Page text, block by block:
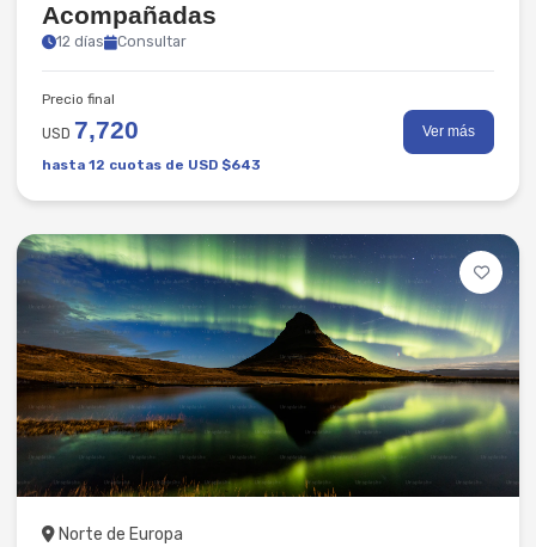
Acompañadas
12 días Consultar
Precio final
USD 7,720
hasta 12 cuotas de USD $643
Ver más
Norte de Europa